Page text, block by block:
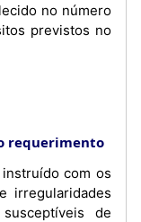
no número
previstos no
requerimento
irregularidades
de